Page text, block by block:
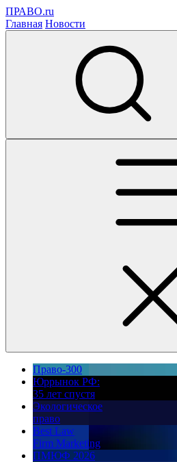
ПРАВО.ru
Главная Новости
Право-300
Юррынок РФ:
35 лет спустя
Экологическое
право
Best Law
Firm Marketing
ПМЮФ 2026